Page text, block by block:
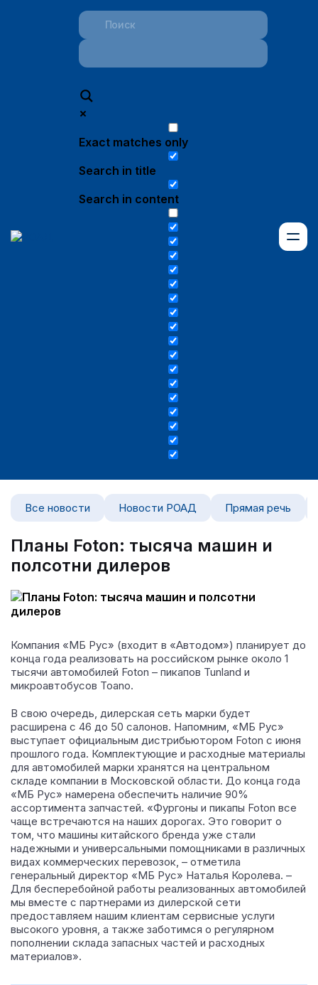
Exact matches only
Search in title
Search in content
Все новости Новости РОАД Прямая речь
Планы Foton: тысяча машин и
полсотни дилеров
Компания «МБ Рус» (входит в «Автодом») планирует до
конца года реализовать на российском рынке около 1
тысячи автомобилей Foton – пикапов Tunland и
микроавтобусов Toano.
В свою очередь, дилерская сеть марки будет
расширена с 46 до 50 салонов. Напомним, «МБ Рус»
выступает официальным дистрибьютором Foton с июня
прошлого года. Комплектующие и расходные материалы
для автомобилей марки хранятся на центральном
складе компании в Московской области. До конца года
«МБ Рус» намерена обеспечить наличие 90%
ассортимента запчастей. «Фургоны и пикапы Foton все
чаще встречаются на наших дорогах. Это говорит о
том, что машины китайского бренда уже стали
надежными и универсальными помощниками в различных
видах коммерческих перевозок, – отметила
генеральный директор «МБ Рус» Наталья Королева. –
Для бесперебойной работы реализованных автомобилей
мы вместе с партнерами из дилерской сети
предоставляем нашим клиентам сервисные услуги
высокого уровня, а также заботимся о регулярном
пополнении склада запасных частей и расходных
материалов».